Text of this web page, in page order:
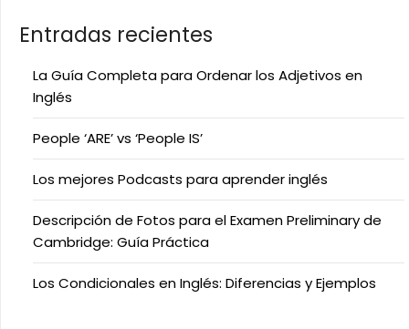
Entradas recientes
La Guía Completa para Ordenar los Adjetivos en
Inglés
People ‘ARE’ vs ‘People IS’
Los mejores Podcasts para aprender inglés
Descripción de Fotos para el Examen Preliminary de
Cambridge: Guía Práctica
Los Condicionales en Inglés: Diferencias y Ejemplos